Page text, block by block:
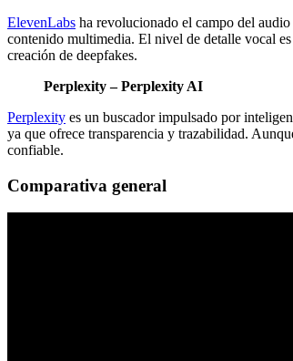
ElevenLabs ha revolucionado el campo del
contenido multimedia. El nivel de detalle vocal
creación de deepfakes.
Perplexity – Perplexity AI
Perplexity es un buscador impulsado por
ya que ofrece transparencia y trazabilidad.
confiable.
Comparativa general